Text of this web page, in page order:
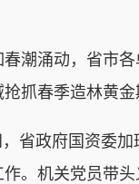
涌动，省市各
抓春季造林黄金
政府国资委加
。机关党员带